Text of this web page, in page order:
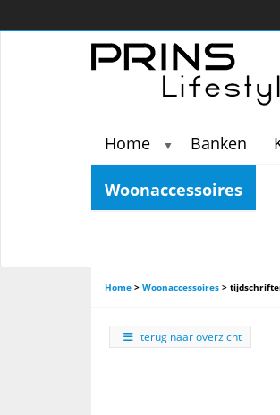
Home ▼ Banken
Woonaccessoires
Home > Woonaccessoires >
terug naar overzicht